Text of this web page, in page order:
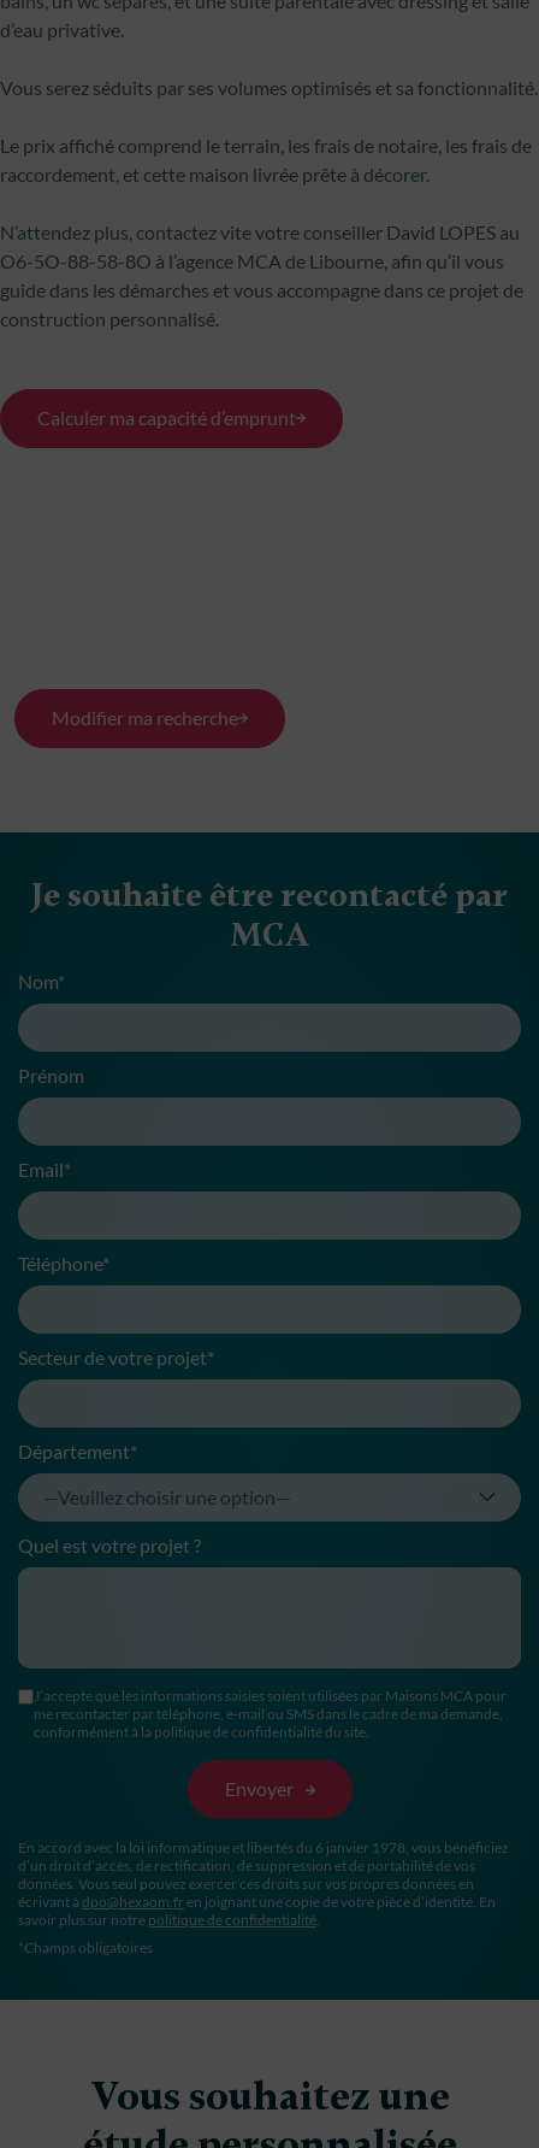
d’eau privative.
Vous serez séduits par ses volumes optimisés et sa fonctionnalité.
Le prix affiché comprend le terrain, les frais de notaire, les frais de
raccordement, et cette maison livrée prête à décorer.
N’attendez plus, contactez vite votre conseiller David LOPES au
O6-5O-88-58-8O à l’agence MCA de Libourne, afin qu’il vous
guide dans les démarches et vous accompagne dans ce projet de
construction personnalisé.
Calculer ma capacité d’emprunt
Modifier ma recherche
Je souhaite être recontacté par
MCA
Nom*
Prénom
Email*
Téléphone*
Secteur de votre projet*
Département*
Quel est votre projet ?
J’accepte que les informations saisies soient utilisées par Maisons MCA pour
me recontacter par téléphone, e-mail ou SMS dans le cadre de ma demande,
conformément à la politique de confidentialité du site.
En accord avec la loi informatique et libertés du 6 janvier 1978, vous bénéficiez
d’un droit d’accès, de rectification, de suppression et de portabilité de vos
données. Vous seul pouvez exercer ces droits sur vos propres données en
écrivant à dpo@hexaom.fr en joignant une copie de votre pièce d’identité. En
savoir plus sur notre politique de confidentialité
*Champs obligatoires
Vous souhaitez une